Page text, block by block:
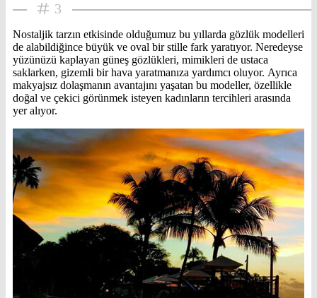
3
Nostaljik tarzın etkisinde olduğumuz bu yıllarda gözlük modelleri
de alabildiğince büyük ve oval bir stille fark yaratıyor. Neredeyse
yüzünüzü kaplayan güneş gözlükleri, mimikleri de ustaca
saklarken, gizemli bir hava yaratmanıza yardımcı oluyor. Ayrıca
makyajsız dolaşmanın avantajını yaşatan bu modeller, özellikle
doğal ve çekici görünmek isteyen kadınların tercihleri arasında
yer alıyor.